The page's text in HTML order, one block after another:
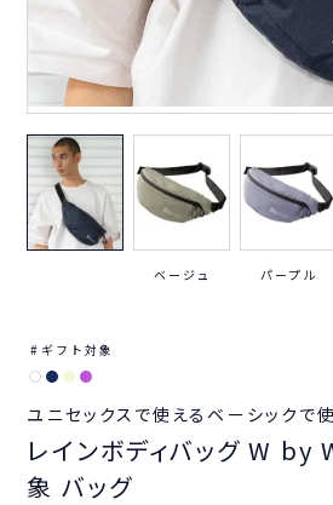
ベージュ パープル
ギフト対象
ユニセックスで使えるベーシックで
レインボディバッグ W by
象 バッグ